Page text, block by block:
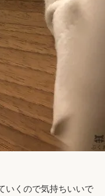
いくので気持ちいいで